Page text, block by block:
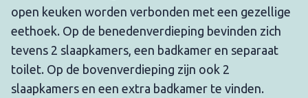
open keuken worden verbonden met een gezellige
eethoek. Op de benedenverdieping bevinden zich
tevens 2 slaapkamers, een badkamer en separaat
toilet. Op de bovenverdieping zijn ook 2
slaapkamers en een extra badkamer te vinden.